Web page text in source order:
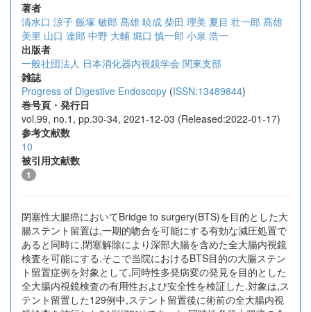
著者
清水口 涼子 飯塚 敏郎 髙雄 暁成 柴田 理美 夏目 壮一郎 髙雄
美里 山口 達郎 中野 大輔 堀口 慎一郎 小泉 浩一
出版者
一般社団法人 日本消化器内視鏡学会 関東支部
雑誌
Progress of Digestive Endoscopy (ISSN:13489844)
巻号頁・発行日
vol.99, no.1, pp.30-34, 2021-12-03 (Released:2022-01-17)
参考文献数
10
被引用文献数
1
閉塞性大腸癌においてBridge to surgery(BTS)を目的とした大
腸ステント留置は,一期的吻合を可能にする有効な減圧処置で
あると同時に,閉塞解除により深部大腸を含めた全大腸内視鏡
検査を可能にする.そこで当院におけるBTS目的の大腸ステン
ト留置症例を対象として,同時性多発病変の発見を目的とした
全大腸内視鏡検査の有用性および安全性を検証した.対象は,ス
テント留置した129例中,ステント留置後に術前の全大腸内視